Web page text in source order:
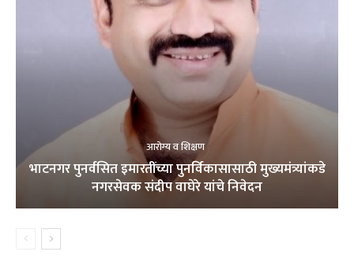
आरोग्य व शिक्षण
भाटनगर पुनर्वसित इमारतींच्या पुनर्विकासासाठी मुख्यमंत्र्यांकडे
नगरसेवक संदीप वाघेरे यांचे निवेदन